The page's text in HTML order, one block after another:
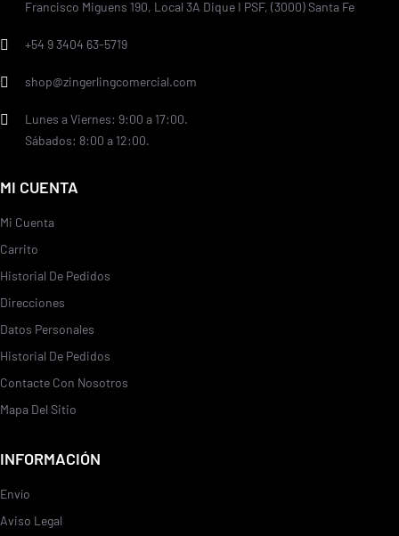
Francisco Miguens 190, Local 3A Dique I PSF, (3000) Santa Fe
+54 9 3404 63-5719
shop@zingerlingcomercial.com
Lunes a Viernes: 9:00 a 17:00.
Sábados: 8:00 a 12:00.
MI CUENTA
Mi Cuenta
Carrito
Historial De Pedidos
Direcciones
Datos Personales
Historial De Pedidos
Contacte Con Nosotros
Mapa Del Sitio
INFORMACIÓN
Envío
Aviso Legal